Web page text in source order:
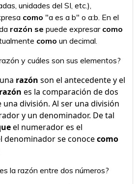
unidades del SI, etc.),
como "a es a b" o a:b. En el
razón se puede expresar como
como un decimal.
y cuáles son sus elementos?
razón son el antecedente y el
razón es la comparación de dos
división. Al ser una división
y un denominador. De tal
el numerador es el
denominador se conocecomo
la razón entre dos números?